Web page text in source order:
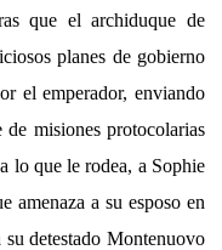
que el archiduque de
planes de gobierno
el emperador, enviando
de misiones protocolarias
lo que le rodea, a Sophie
amenaza a su esposo en
detestado Montenuovo